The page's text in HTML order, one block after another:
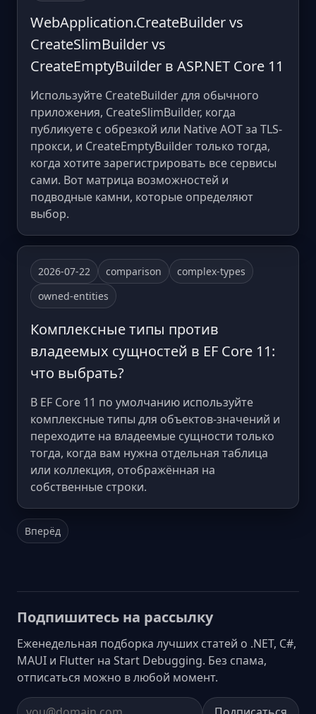
WebApplication.CreateBuilder vs
CreateSlimBuilder vs
CreateEmptyBuilder в ASP.NET Core 11
Используйте CreateBuilder для обычного
приложения, CreateSlimBuilder, когда
публикуете с обрезкой или Native AOT за TLS-
прокси, и CreateEmptyBuilder только тогда,
когда хотите зарегистрировать все сервисы
сами. Вот матрица возможностей и
подводные камни, которые определяют
выбор.
2026-07-22 comparison
complex-types
owned-entities
Комплексные типы против
владеемых сущностей в EF Core 11:
что выбрать?
В EF Core 11 по умолчанию используйте
комплексные типы для объектов-значений и
переходите на владеемые сущности только
тогда, когда вам нужна отдельная таблица
или коллекция, отображённая на
собственные строки.
Вперёд
Подпишитесь на рассылку
Еженедельная подборка лучших статей о .NET, C#,
MAUI и Flutter на Start Debugging. Без спама,
отписаться можно в любой момент.